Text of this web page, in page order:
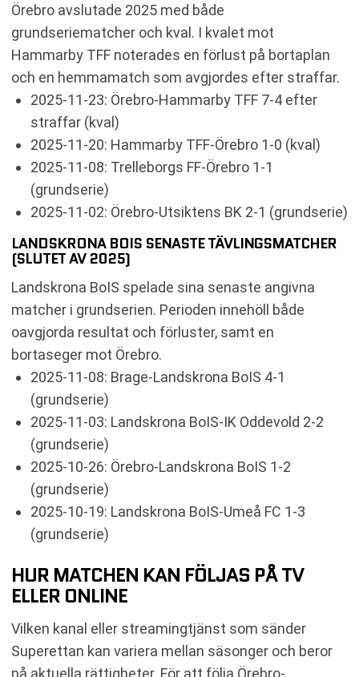
Örebro avslutade 2025 med både
grundseriematcher och kval. I kvalet mot
Hammarby TFF noterades en förlust på bortaplan
och en hemmamatch som avgjordes efter straffar.
2025-11-23: Örebro-Hammarby TFF 7-4 efter
straffar (kval)
2025-11-20: Hammarby TFF-Örebro 1-0 (kval)
2025-11-08: Trelleborgs FF-Örebro 1-1
(grundserie)
2025-11-02: Örebro-Utsiktens BK 2-1 (grundserie)
LANDSKRONA BOIS SENASTE TÄVLINGSMATCHER
(SLUTET AV 2025)
Landskrona BoIS spelade sina senaste angivna
matcher i grundserien. Perioden innehöll både
oavgjorda resultat och förluster, samt en
bortaseger mot Örebro.
2025-11-08: Brage-Landskrona BoIS 4-1
(grundserie)
2025-11-03: Landskrona BoIS-IK Oddevold 2-2
(grundserie)
2025-10-26: Örebro-Landskrona BoIS 1-2
(grundserie)
2025-10-19: Landskrona BoIS-Umeå FC 1-3
(grundserie)
HUR MATCHEN KAN FÖLJAS PÅ TV
ELLER ONLINE
Vilken kanal eller streamingtjänst som sänder
Superettan kan variera mellan säsonger och beror
på aktuella rättigheter. För att följa Örebro-